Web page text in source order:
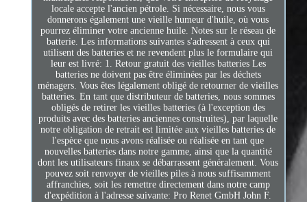
locale accepte l'ancien pétrole. Si nécessaire, nous vous
donnerons également une vieille humeur d'huile, où vous
pourrez éliminer votre ancienne huile. Notes sur le réseau de
batterie. Les informations suivantes s'adressent à ceux qui
utilisent des batteries et ne revendent plus le formulaire qui
leur est livré: 1. Retour gratuit des vieilles batteries Les
batteries ne doivent pas être éliminées par les déchets
ménagers. Vous êtes légalement obligé de retourner de vieilles
batteries. En tant que distributeur de batteries, nous sommes
obligés de retirer les vieilles batteries (à l'exception des
produits avec des batteries anciennes construites), par laquelle
notre obligation de retrait est limitée aux vieilles batteries de
l'espèce que nous avons réalisée ou réalisée en tant que
nouvelles batteries dans notre gamme, ainsi que la quantité
dont les utilisateurs finaux se débarrassent généralement. Vous
pouvez soit renvoyer de vieilles piles à nous suffisamment
affranchies, soit les remettre directement dans notre camp
d'expédition à l'adresse suivante: Pro Renet GmbH John F.